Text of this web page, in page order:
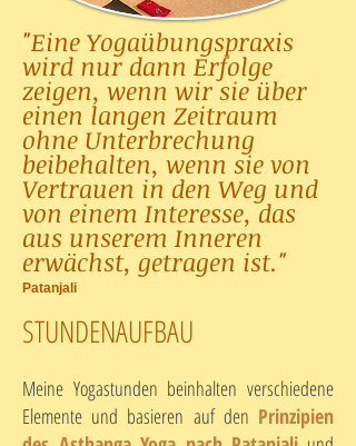
"Eine Yogaübungspraxis
wird nur dann Erfolge
zeigen, wenn wir sie über
einen langen Zeitraum
ohne Unterbrechung
beibehalten, wenn sie von
Vertrauen in den Weg und
von einem Interesse, das
aus unserem Inneren
erwächst, getragen ist."
Patanjali
STUNDENAUFBAU
Meine Yogastunden beinhalten verschiedene
Elemente und basieren auf den Prinzipien